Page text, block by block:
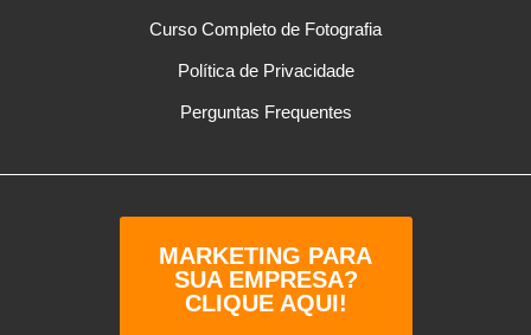
Curso Completo de Fotografia
Política de Privacidade
Perguntas Frequentes
MARKETING PARA
SUA EMPRESA?
CLIQUE AQUI!